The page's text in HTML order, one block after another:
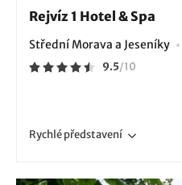
Rejvíz 1 Hotel & Spa
Střední Morava a Jeseníky
9.5/10
Rychlépředstavení